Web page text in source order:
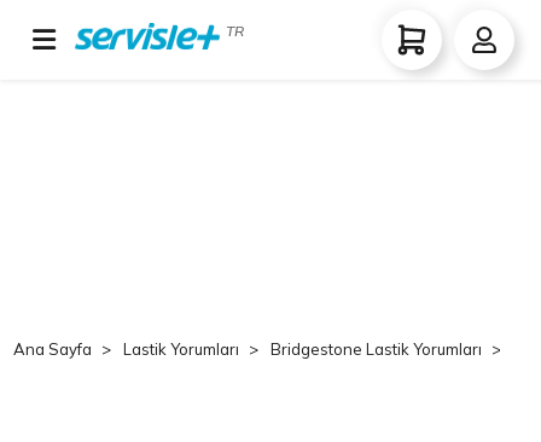
TR
Ana Sayfa Lastik Yorumları Bridgestone Lastik Yorumları